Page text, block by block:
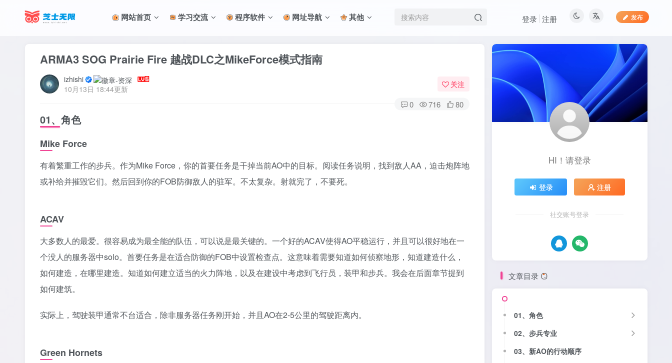
网站首页 学习交流 程序软件 网址导航 其他 发布
登录 注册
ARMA3 SOG Prairie Fire 越战DLC之MikeForce模式指南
izhishi
10月13日 18:44更新
关注
0 716 80
01、角色
Mike Force
有着繁重工作的步兵。作为Mike Force，你的首要任务是干掉当前AO中的目标。阅读任务说明，找到敌人AA，迫击炮阵地
或补给并摧毁它们。然后回到你的FOB防御敌人的驻军。不太复杂。射就完了，不要死。‎
ACAV
大多数人的最爱。很容易成为最全能的队伍，可以说是最关键的。一个好的ACAV使得AO平稳运行，并且可以很好地在一
个没人的服务器中solo。首要任务是在适合防御的FOB中设置检查点。这意味着需要知道如何侦察地形，知道建造什么，
如何建造，在哪里建造。知道如何建立适当的火力阵地，以及在建设中考虑到飞行员，装甲和步兵。我会在后面章节提到
如何建筑。‎
‎实际上，驾驶装甲通常不台适合，除非服务器任务刚开始，并且AO在2-5公里的驾驶距离内。
Green Hornets
HI！请登录
登录 注册
社交账号登录
文章目录
01、角色
‎02、步兵专业
03、新AO的行动顺序